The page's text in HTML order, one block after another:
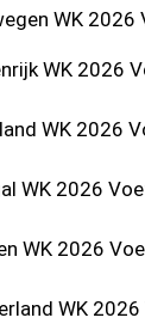
WK
WK 2026
WK 2026
WK 2026
WK 2026
WK